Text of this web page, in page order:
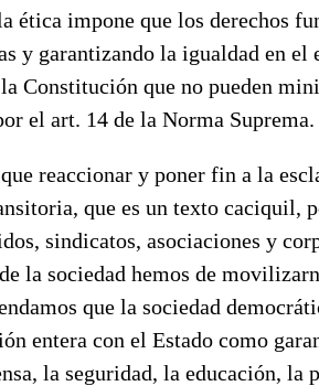
impone que los derechos
y garantizando la igualdad en el
Constitución que no pueden
el art. 14 de la Norma Suprema.
reaccionar y poner fin a la
que es un texto caciquil,
sindicatos, asociaciones y
la sociedad hemos de
que la sociedad
entera con el Estado como
la seguridad, la educación, la